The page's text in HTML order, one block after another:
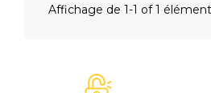
Affichage de 1-1 of 1